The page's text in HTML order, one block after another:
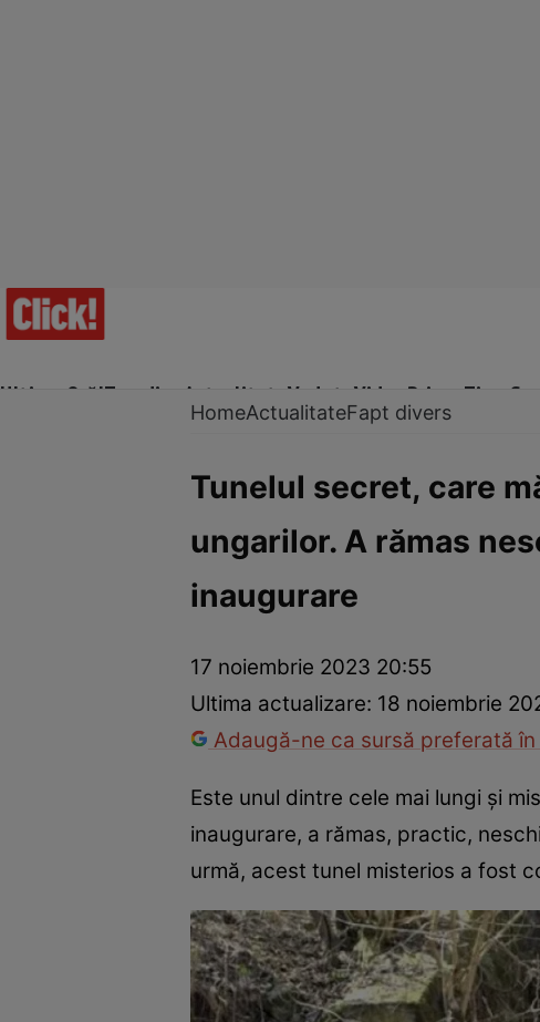
Ultima Oră!Trending Actualitate Vedete Video Prime Time
InternaționalFapt diversTehnologie
HomeActualitateFapt divers
Tunelul secret, care
ungarilor. A rămas
inaugurare
17 noiembrie 2023 20:55
Ultima actualizare: 18 noiembrie
Adaugă-ne ca sursă preferată în
Este unul dintre cele mai lungi și
inaugurare, a rămas, practic,
urmă, acest tunel misterios a fost